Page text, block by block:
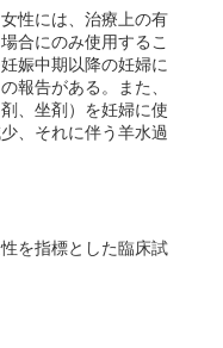
性には、治療上の有
合にのみ使用するこ
娠中期以降の妊婦に
報告がある。また、
、坐剤）を妊婦に使
、それに伴う羊水過
を指標とした臨床試